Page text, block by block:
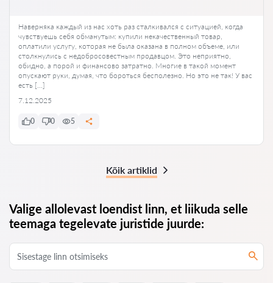
Наверняка каждый из нас хоть раз сталкивался с ситуацией, когда
чувствуешь себя обманутым: купили некачественный товар,
оплатили услугу, которая не была оказана в полном объеме, или
столкнулись с недобросовестным продавцом. Это неприятно,
обидно, а порой и финансово затратно. Многие в такой момент
опускают руки, думая, что бороться бесполезно. Но это не так! У вас
есть […]
7.12.2025
0 0 5
Kõik artiklid
Valige allolevast loendist linn, et liikuda selle
teemaga tegelevate juristide juurde: